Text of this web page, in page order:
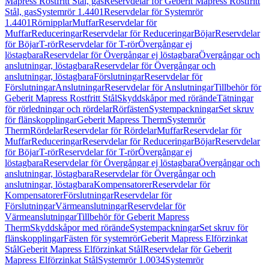
Stål, gasSystemrör 1.4401Reservdelar för Systemrör
1.4401RörnipplarMuffarReservdelar för
MuffarReduceringarReservdelar för ReduceringarBöjarReservdelar
för BöjarT-rörReservdelar för T-rörÖvergångar ej
löstagbaraReservdelar för Övergångar ej löstagbaraÖvergångar och
anslutningar, löstagbaraReservdelar för Övergångar och
anslutningar, löstagbaraFörslutningarReservdelar för
FörslutningarAnslutningarReservdelar för AnslutningarTillbehör för
Geberit Mapress Rostfritt StålSkyddskåpor med rörändeTätningar
för rörledningar och rördelarRörfästenSystempackningarSet skruv
för flänskopplingarGeberit Mapress ThermSystemrör
ThermRördelarReservdelar för RördelarMuffarReservdelar för
MuffarReduceringarReservdelar för ReduceringarBöjarReservdelar
för BöjarT-rörReservdelar för T-rörÖvergångar ej
löstagbaraReservdelar för Övergångar ej löstagbaraÖvergångar och
anslutningar, löstagbaraReservdelar för Övergångar och
anslutningar, löstagbaraKompensatorerReservdelar för
KompensatorerFörslutningarReservdelar för
FörslutningarVärmeanslutningarReservdelar för
VärmeanslutningarTillbehör för Geberit Mapress
ThermSkyddskåpor med rörändeSystempackningarSet skruv för
flänskopplingarFästen för systemrörGeberit Mapress Elförzinkat
StålGeberit Mapress Elförzinkat StålReservdelar för Geberit
Mapress Elförzinkat StålSystemrör 1.0034Systemrör